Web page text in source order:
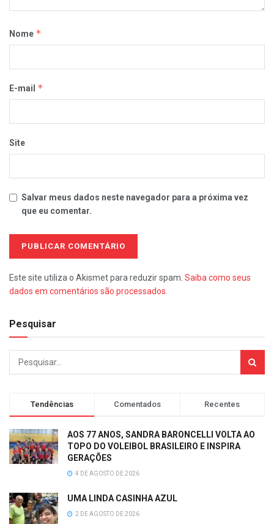
Nome *
E-mail *
Site
Salvar meus dados neste navegador para a próxima vez
que eu comentar.
Este site utiliza o Akismet para reduzir spam. Saiba como seus
dados em comentários são processados
Pesquisar
Tendências Comentados Recentes
AOS 77 ANOS, SANDRA BARONCELLI VOLTA AO
TOPO DO VOLEIBOL BRASILEIRO E INSPIRA
GERAÇÕES
4 DE AGOSTO DE 2026
UMA LINDA CASINHA AZUL
2 DE AGOSTO DE 2026